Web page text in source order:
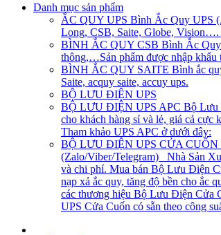
Danh mục sản phẩm
ẮC QUY UPS Bình Ắc Quy UPS
Long, CSB, Saite, Globe, Vision….
BÌNH ẮC QUY CSB Bình Ắc
thông,…Sản phẩm được nhập khẩu
BÌNH ẮC QUY SAITE Bình ắc
Saite, acquy saite, accuy ups.
BỘ LƯU ĐIỆN UPS
BỘ LƯU ĐIỆN UPS APC Bộ Lưu
cho khách hàng sỉ và lẻ, giá cả cực
Tham khảo UPS APC ở dưới đây:
BỘ LƯU ĐIỆN UPS CỬA CUỐN
(Zalo/Viber/Telegram) Nhà Sản
và chi phí. Mua bán Bộ Lưu Điện
nạp xả ắc quy, tăng độ bền cho ắc
các thương hiệu Bộ Lưu Điện Cửa
UPS Cửa Cuốn có sẵn theo công